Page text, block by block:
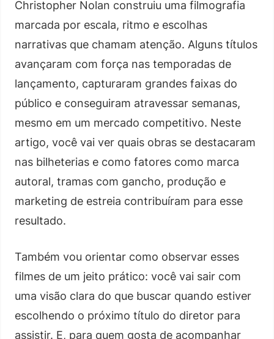
Christopher Nolan construiu uma filmografia
marcada por escala, ritmo e escolhas
narrativas que chamam atenção. Alguns títulos
avançaram com força nas temporadas de
lançamento, capturaram grandes faixas do
público e conseguiram atravessar semanas,
mesmo em um mercado competitivo. Neste
artigo, você vai ver quais obras se destacaram
nas bilheterias e como fatores como marca
autoral, tramas com gancho, produção e
marketing de estreia contribuíram para esse
resultado.
Também vou orientar como observar esses
filmes de um jeito prático: você vai sair com
uma visão clara do que buscar quando estiver
escolhendo o próximo título do diretor para
assistir. E, para quem gosta de acompanhar